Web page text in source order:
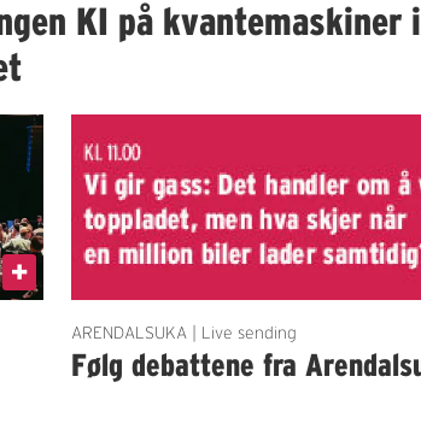
KI på kvantemaskiner i
ARENDALSUKA | Live sending
Følg debattene fra